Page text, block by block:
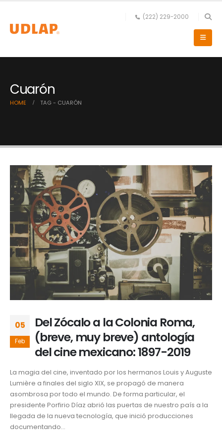
(222) 229-2000
Cuarón
HOME TAG - CUARÓN
05
Feb
Del Zócalo a la Colonia Roma,
(breve, muy breve) antología
del cine mexicano: 1897-2019
La magia del cine, inventado por los hermanos Louis y Auguste
Lumière a finales del siglo XIX, se propagó de manera
asombrosa por todo el mundo. De forma particular, el
presidente Porfirio Díaz abrió las puertas de nuestro país a la
llegada de la nueva tecnología, que inició producciones
documentando...